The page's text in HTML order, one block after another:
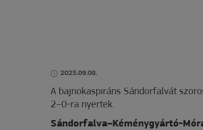
2025.09.08.
A bajnokaspiráns Sándorfalvát
2–0-ra nyertek.
Sándorfalva–Kéménygyártó-